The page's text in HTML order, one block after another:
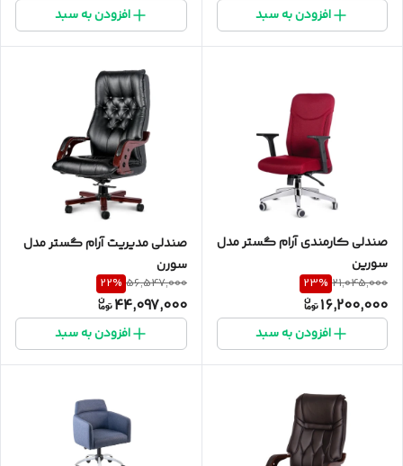
افزودن به سبد افزودن به سبد
صندلی کارمندی آرام گستر مدل
سورین
21,045,000
23%
16,200,000
افزودن به سبد
صندلی مدیریت آرام گستر مدل
سورن
56,547,000
22%
44,097,000
افزودن به سبد